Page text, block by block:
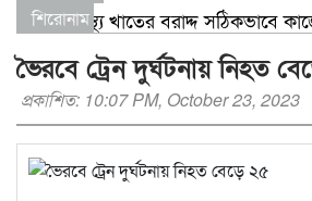
শিরোনামস্বাস্থ্য খাতের বরাদ্দ
যার যেখানে খালি জায়গা আছে, গাছ
ভৈরবে ট্রেন দুর্ঘটনায় নিহত
প্রকাশিত: 10:07 PM, October 23, 2023